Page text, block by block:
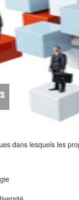
dans lesquels les